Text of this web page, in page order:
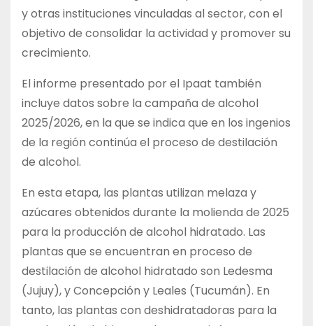
y otras instituciones vinculadas al sector, con el
objetivo de consolidar la actividad y promover su
crecimiento.
El informe presentado por el Ipaat también
incluye datos sobre la campaña de alcohol
2025/2026, en la que se indica que en los ingenios
de la región continúa el proceso de destilación
de alcohol.
En esta etapa, las plantas utilizan melaza y
azúcares obtenidos durante la molienda de 2025
para la producción de alcohol hidratado. Las
plantas que se encuentran en proceso de
destilación de alcohol hidratado son Ledesma
(Jujuy), y Concepción y Leales (Tucumán). En
tanto, las plantas con deshidratadoras para la